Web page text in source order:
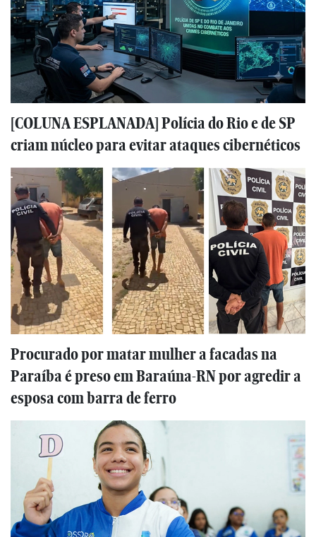
[COLUNA ESPLANADA] Polícia do Rio e de SP
criam núcleo para evitar ataques cibernéticos
Procurado por matar mulher a facadas na
Paraíba é preso em Baraúna-RN por agredir a
esposa com barra de ferro